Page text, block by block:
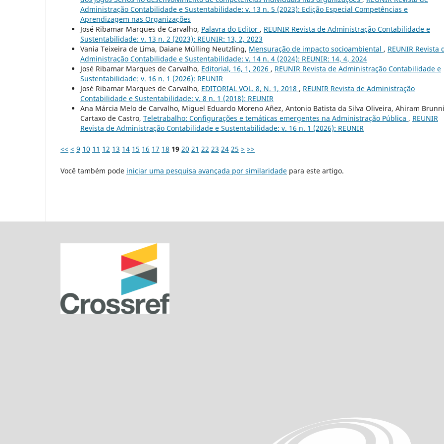
Administração Contabilidade e Sustentabilidade: v. 13 n. 5 (2023): Edição Especial Competências e
Aprendizagem nas Organizações
José Ribamar Marques de Carvalho, Palavra do Editor , REUNIR Revista de Administração Contabilidade e
Sustentabilidade: v. 13 n. 2 (2023): REUNIR: 13, 2, 2023
Vania Teixeira de Lima, Daiane Mülling Neutzling, Mensuração de impacto socioambiental , REUNIR Revista
Administração Contabilidade e Sustentabilidade: v. 14 n. 4 (2024): REUNIR: 14, 4, 2024
José Ribamar Marques de Carvalho, Editorial, 16, 1, 2026 , REUNIR Revista de Administração Contabilidade e
Sustentabilidade: v. 16 n. 1 (2026): REUNIR
José Ribamar Marques de Carvalho, EDITORIAL VOL. 8, N. 1, 2018 , REUNIR Revista de Administração
Contabilidade e Sustentabilidade: v. 8 n. 1 (2018): REUNIR
Ana Márcia Melo de Carvalho, Miguel Eduardo Moreno Añez, Antonio Batista da Silva Oliveira, Ahiram Brunni
Cartaxo de Castro, Teletrabalho: Configurações e temáticas emergentes na Administração Pública , REUNIR
Revista de Administração Contabilidade e Sustentabilidade: v. 16 n. 1 (2026): REUNIR
<< < 9 10 11 12 13 14 15 16 17 18 19 20 21 22 23 24 25 > >>
Você também pode iniciar uma pesquisa avançada por similaridade para este artigo.